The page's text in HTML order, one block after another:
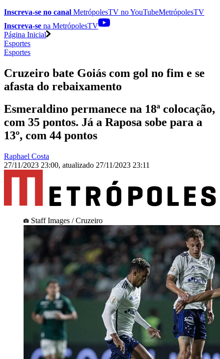
Inscreva-se no canal MetrópolesTV noYouTubeMetrópolesTV
Inscreva-se na MetrópolesTV
Página Inicial
Esportes
Esportes
Cruzeiro bate Goiás com gol no fim e se
afasta do rebaixamento
Esmeraldino permanece na 18ª colocação,
com 35 pontos. Já a Raposa sobe para a
13º, com 44 pontos
Raphael Costa
27/11/2023 23:00, atualizado 27/11/2023 23:11
Staff Images / Cruzeiro